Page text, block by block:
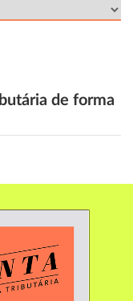
de forma